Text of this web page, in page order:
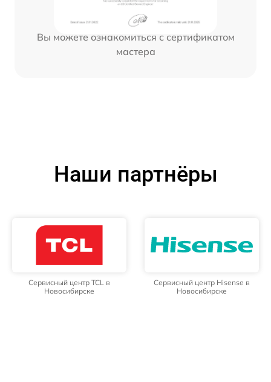
Вы можете ознакомиться с сертификатом
мастера
Наши партнёры
Сервисный центр TCL в
Новосибирске
Сервисный центр Hisense в
Новосибирске